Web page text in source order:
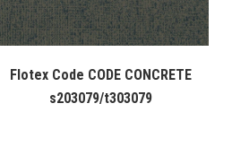
Flotex Code CODE CONCRETE
s203079/t303079